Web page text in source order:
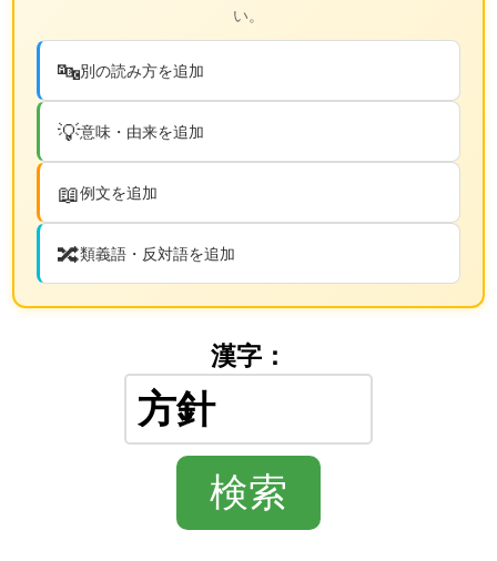
い。
🔤別の読み方を追加
💡意味・由来を追加
📖例文を追加
🔀類義語・反対語を追加
漢字：